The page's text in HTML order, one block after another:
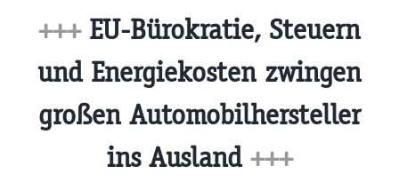
+++EU-Bürokratie, Steuern
und Energiekosten zwingen
großen Automobilhersteller
ins Ausland +++